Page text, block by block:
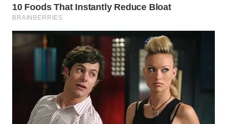
WN
PRIANGAN
SOLO